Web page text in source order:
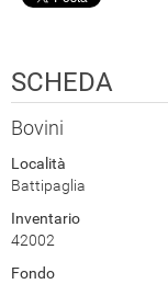
SCHEDA
Bovini
Località
Battipaglia
Inventario
42002
Fondo